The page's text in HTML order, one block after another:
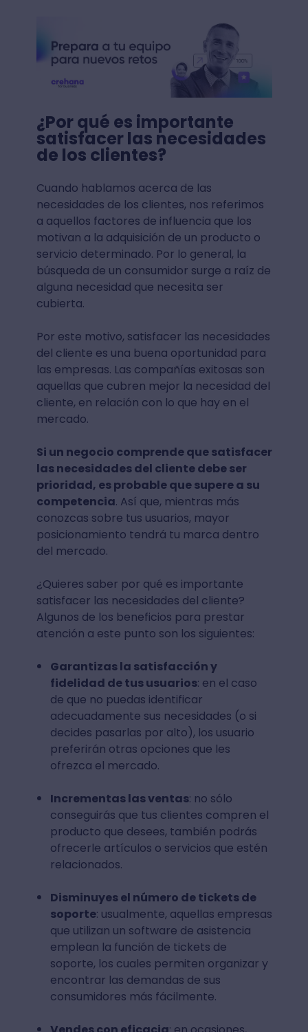
¿Por qué es importante
satisfacer las necesidades
de los clientes?
Cuando hablamos acerca de las
necesidades de los clientes, nos referimos
a aquellos factores de influencia que los
motivan a la adquisición de un producto o
servicio determinado. Por lo general, la
búsqueda de un consumidor surge a raíz de
alguna necesidad que necesita ser
cubierta.
Por este motivo, satisfacer las necesidades
del cliente es una buena oportunidad para
las empresas. Las compañías exitosas son
aquellas que cubren mejor la necesidad del
cliente, en relación con lo que hay en el
mercado.
Si un negocio comprende que satisfacer
las necesidades del cliente debe ser
prioridad, es probable que supere a su
competencia. Así que, mientras más
conozcas sobre tus usuarios, mayor
posicionamiento tendrá tu marca dentro
del mercado.
¿Quieres saber por qué es importante
satisfacer las necesidades del cliente?
Algunos de los beneficios para prestar
atención a este punto son los siguientes:
Garantizas la satisfacción y
fidelidad de tus usuarios: en el caso
de que no puedas identificar
adecuadamente sus necesidades (o si
decides pasarlas por alto), los usuario
preferirán otras opciones que les
ofrezca el mercado.
Incrementas las ventas: no sólo
conseguirás que tus clientes compren el
producto que desees, también podrás
ofrecerle artículos o servicios que estén
relacionados.
Disminuyes el número de tickets de
soporte: usualmente, aquellas empresas
que utilizan un software de asistencia
emplean la función de tickets de
soporte, los cuales permiten organizar y
encontrar las demandas de sus
consumidores más fácilmente.